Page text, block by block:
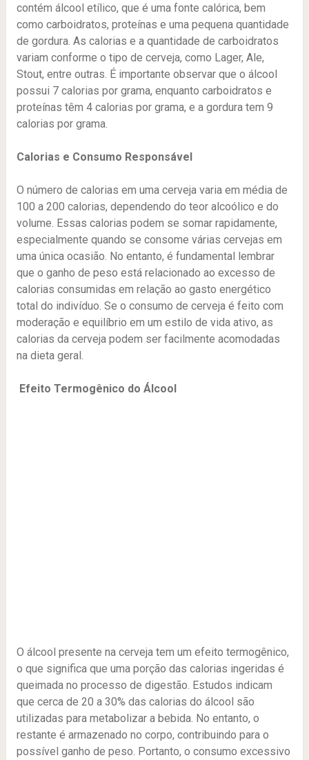
contém álcool etílico, que é uma fonte calórica, bem
como carboidratos, proteínas e uma pequena quantidade
de gordura. As calorias e a quantidade de carboidratos
variam conforme o tipo de cerveja, como Lager, Ale,
Stout, entre outras. É importante observar que o álcool
possui 7 calorias por grama, enquanto carboidratos e
proteínas têm 4 calorias por grama, e a gordura tem 9
calorias por grama.
Calorias e Consumo Responsável
O número de calorias em uma cerveja varia em média de
100 a 200 calorias, dependendo do teor alcoólico e do
volume. Essas calorias podem se somar rapidamente,
especialmente quando se consome várias cervejas em
uma única ocasião. No entanto, é fundamental lembrar
que o ganho de peso está relacionado ao excesso de
calorias consumidas em relação ao gasto energético
total do indivíduo. Se o consumo de cerveja é feito com
moderação e equilíbrio em um estilo de vida ativo, as
calorias da cerveja podem ser facilmente acomodadas
na dieta geral.
Efeito Termogênico do Álcool
O álcool presente na cerveja tem um efeito termogênico,
o que significa que uma porção das calorias ingeridas é
queimada no processo de digestão. Estudos indicam
que cerca de 20 a 30% das calorias do álcool são
utilizadas para metabolizar a bebida. No entanto, o
restante é armazenado no corpo, contribuindo para o
possível ganho de peso. Portanto, o consumo excessivo